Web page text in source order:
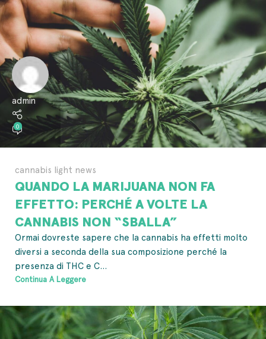
admin
0
cannabis light news
QUANDO LA MARIJUANA NON FA
EFFETTO: PERCHÉ A VOLTE LA
CANNABIS NON “SBALLA”
Ormai dovreste sapere che la cannabis ha effetti molto
diversi a seconda della sua composizione perché la
presenza di THC e C...
Continua A Leggere